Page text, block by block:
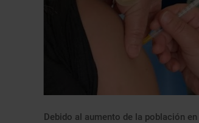
Debido al aumento de la población